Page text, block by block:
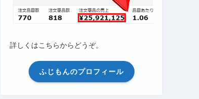
詳しくはこちらからどうぞ。
ふじもんのプロフィール